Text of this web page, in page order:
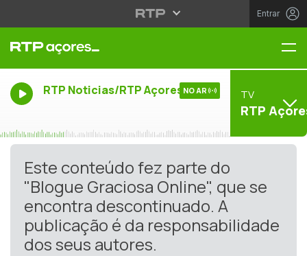
Entrar
RTP Noticias/RTP Açores NO AR TV
RTP
Este conteúdo fez parte do
"Blogue Graciosa Online", que se
encontra descontinuado. A
publicação é da responsabilidade
dos seus autores.